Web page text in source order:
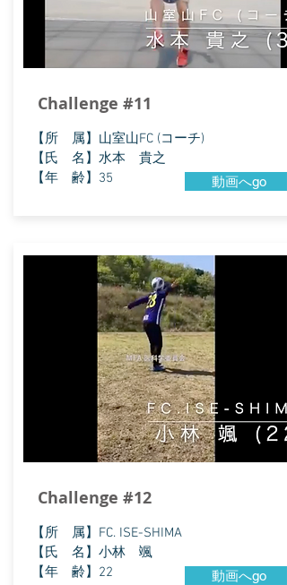
Challenge #11
​【所 属】山室山FC (コーチ)
【氏 名】水本 貴之
【年 齢】35
動画へgo
Challenge #12
​【所 属】FC. ISE-SHIMA
【氏 名】小林 颯
【年 齢】22
動画へgo